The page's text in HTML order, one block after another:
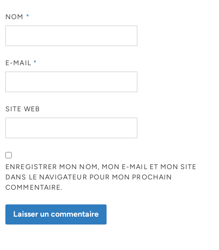
NOM *
E-MAIL *
SITE WEB
ENREGISTRER MON NOM, MON E-MAIL ET MON SITE
DANS LE NAVIGATEUR POUR MON PROCHAIN
COMMENTAIRE.